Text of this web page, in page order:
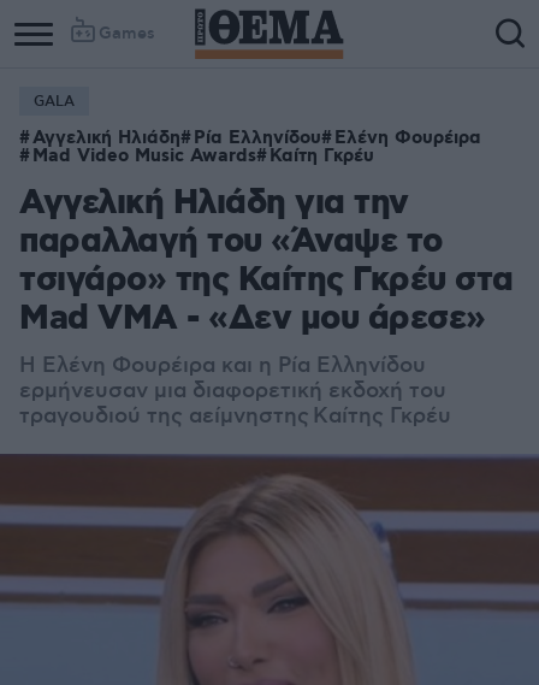
Games
GALA
Αγγελική Ηλιάδη Ρία Ελληνίδου Ελένη Φουρέιρα
Mad Video Music Awards Καίτη Γκρέυ
Αγγελική Ηλιάδη για την
παραλλαγή του «Άναψε το
τσιγάρο» της Καίτης Γκρέυ στα
Mad VMA - «Δεν μου άρεσε»
Η Ελένη Φουρέιρα και η Ρία Ελληνίδου
ερμήνευσαν μια διαφορετική εκδοχή του
τραγουδιού της αείμνηστης Kαίτης Γκρέυ